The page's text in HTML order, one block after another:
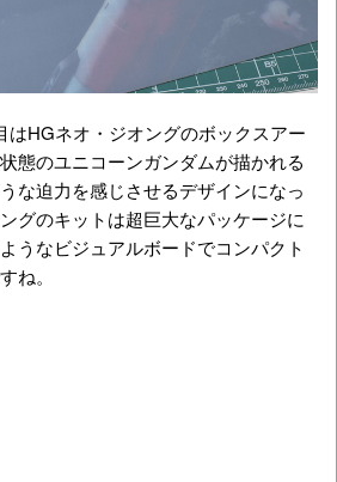
はHGネオ・ジオングのボックスアー
態のユニコーンガンダムが描かれる
な迫力を感じさせるデザインになっ
グのキットは超巨大なパッケージに
うなビジュアルボードでコンパクト
ね。